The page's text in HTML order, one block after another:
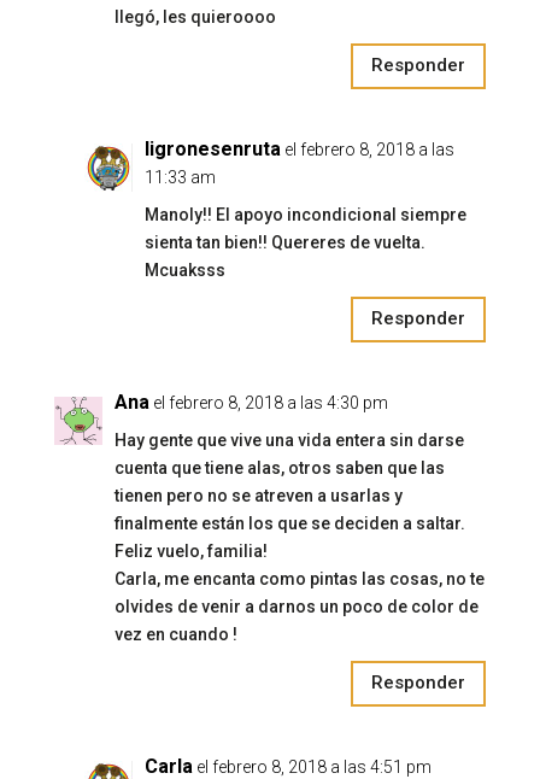
llegó, les quieroooo
Responder
ligronesenruta el febrero 8, 2018 a las
11:33 am
Manoly!! El apoyo incondicional siempre
sienta tan bien!! Quereres de vuelta.
Mcuaksss
Responder
Ana el febrero 8, 2018 a las 4:30 pm
Hay gente que vive una vida entera sin darse
cuenta que tiene alas, otros saben que las
tienen pero no se atreven a usarlas y
finalmente están los que se deciden a saltar.
Feliz vuelo, familia!
Carla, me encanta como pintas las cosas, no te
olvides de venir a darnos un poco de color de
vez en cuando !
Responder
Carla el febrero 8, 2018 a las 4:51 pm